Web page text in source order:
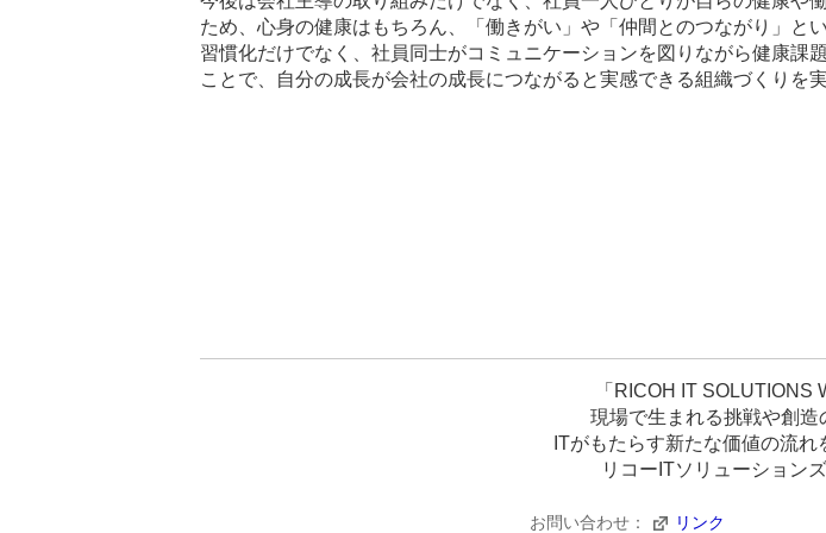
ため、心身の健康はもちろん、「働きがい」や「仲間とのつながり」
習慣化だけでなく、社員同士がコミュニケーションを図りながら健康課
ことで、自分の成長が会社の成長につながると実感できる組織づくりを
「RICOH IT SOLUTIONS
現場で生まれる挑戦や創造
ITがもたらす新たな価値の流
リコーITソリューション
お問い合わせ： リンク